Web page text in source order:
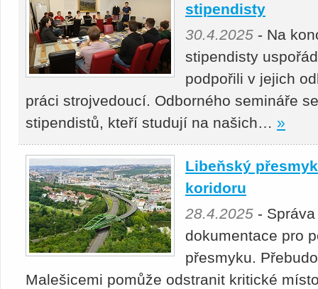
stipendisty
30.4.2025 - Na
stipendisty
podpořili v jejich
práci strojvedoucí. Odborného semináře
stipendistů, kteří studují na našich… »
Libeňský
koridoru
28.4.2025 -
dokumentace pro
přesmyku.
Malešicemi pomůže odstranit kritické